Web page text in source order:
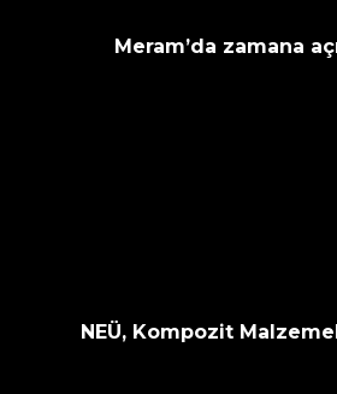
Meram’da zamana
NEÜ, Kompozit